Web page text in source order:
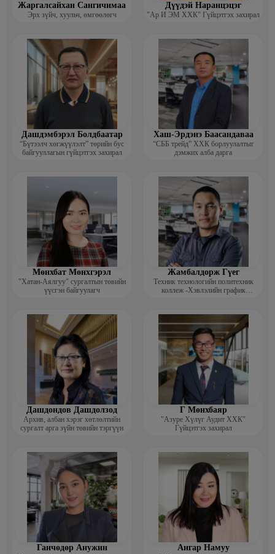
Жаргалсайхан Сангичимаа
Эрх зүйч, хуульч, өмгөөлөгч
Дүүдэй Наранцэцэг
"Ар И ЭМ ХХК" Гүйцэтгэх захирал
Дашдэмбэрэл Болдбаатар
“Бүтээлч хөгжүүлэлт” төрийн бус
байгууллагын гүйцэтгэх захирал
Хаш-Эрдэнэ Баасандаваа
“СББ трейд” ХХК борлуулалтыг
дэмжих алба дарга
Мөнхбат Мөнхгэрэл
"Хатан-Аялгуу" сургалтын төвийн
үүсгэн байгуулагч
Жамбалдорж Гүег
Техник технологийн политехник
коллеж -Хэвлэлийн график
Дашдондов Дашдолзод
Архив, албан хэрэг хөтлөлтийн
сургалт арга зүйн төвийн тэргүүн
Г Мөнхбаяр
"Азуре Хүлүг Аудит ХХК"
Гүйцэтгэх захирал
Ганчөдөр Анужин Ангар Намуу